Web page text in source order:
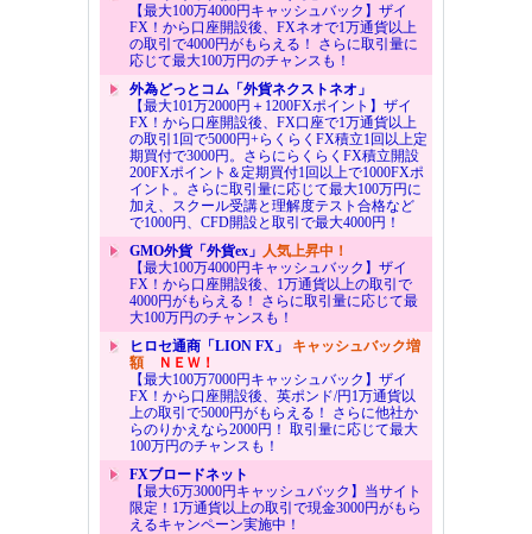
【最大100万4000円キャッシュバック】ザイ
FX！から口座開設後、FXネオで1万通貨以上
の取引で4000円がもらえる！ さらに取引量に
応じて最大100万円のチャンスも！
外為どっとコム「外貨ネクストネオ」
【最大101万2000円＋1200FXポイント】ザイ
FX！から口座開設後、FX口座で1万通貨以上
の取引1回で5000円+らくらくFX積立1回以上定
期買付で3000円。さらにらくらくFX積立開設
200FXポイント＆定期買付1回以上で1000FXポ
イント。さらに取引量に応じて最大100万円に
加え、スクール受講と理解度テスト合格など
で1000円、CFD開設と取引で最大4000円！
GMO外貨「外貨ex」 人気上昇中！
【最大100万4000円キャッシュバック】ザイ
FX！から口座開設後、1万通貨以上の取引で
4000円がもらえる！ さらに取引量に応じて最
大100万円のチャンスも！
ヒロセ通商「LION FX」 キャッシュバック増
額ＮＥＷ！
【最大100万7000円キャッシュバック】ザイ
FX！から口座開設後、英ポンド/円1万通貨以
上の取引で5000円がもらえる！ さらに他社か
らのりかえなら2000円！ 取引量に応じて最大
100万円のチャンスも！
FXブロードネット
【最大6万3000円キャッシュバック】当サイト
限定！1万通貨以上の取引で現金3000円がもら
えるキャンペーン実施中！